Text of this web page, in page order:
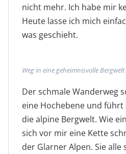
nicht mehr. Ich habe mir
Heute lasse ich mich
was geschieht.
Weg in eine geheimnisvolle Bergwelt
Der schmale Wanderweg
eine Hochebene und
die alpine Bergwelt. Wie
sich vor mir eine Kette
der Glarner Alpen. Sie